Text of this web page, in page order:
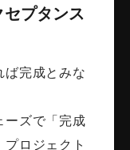
プタンス
ば完成とみな
ーズで「完成
ロジェクト